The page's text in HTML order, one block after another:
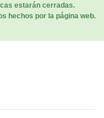
estarán cerradas.
hechos por la página web.